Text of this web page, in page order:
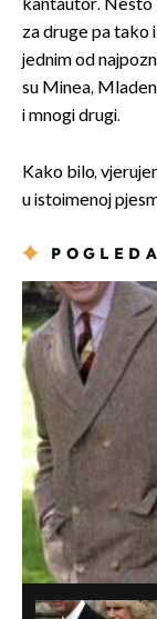
kantautor. Nešto
za druge pa tako
jednim od
su Minea,
i mnogi drugi.
Kako bilo,
u istoimenoj